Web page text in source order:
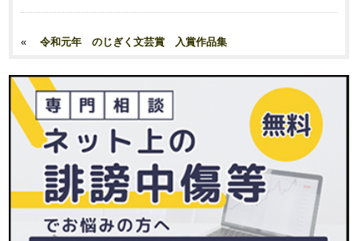
«令和元年 のじぎく文芸賞 入賞作品集